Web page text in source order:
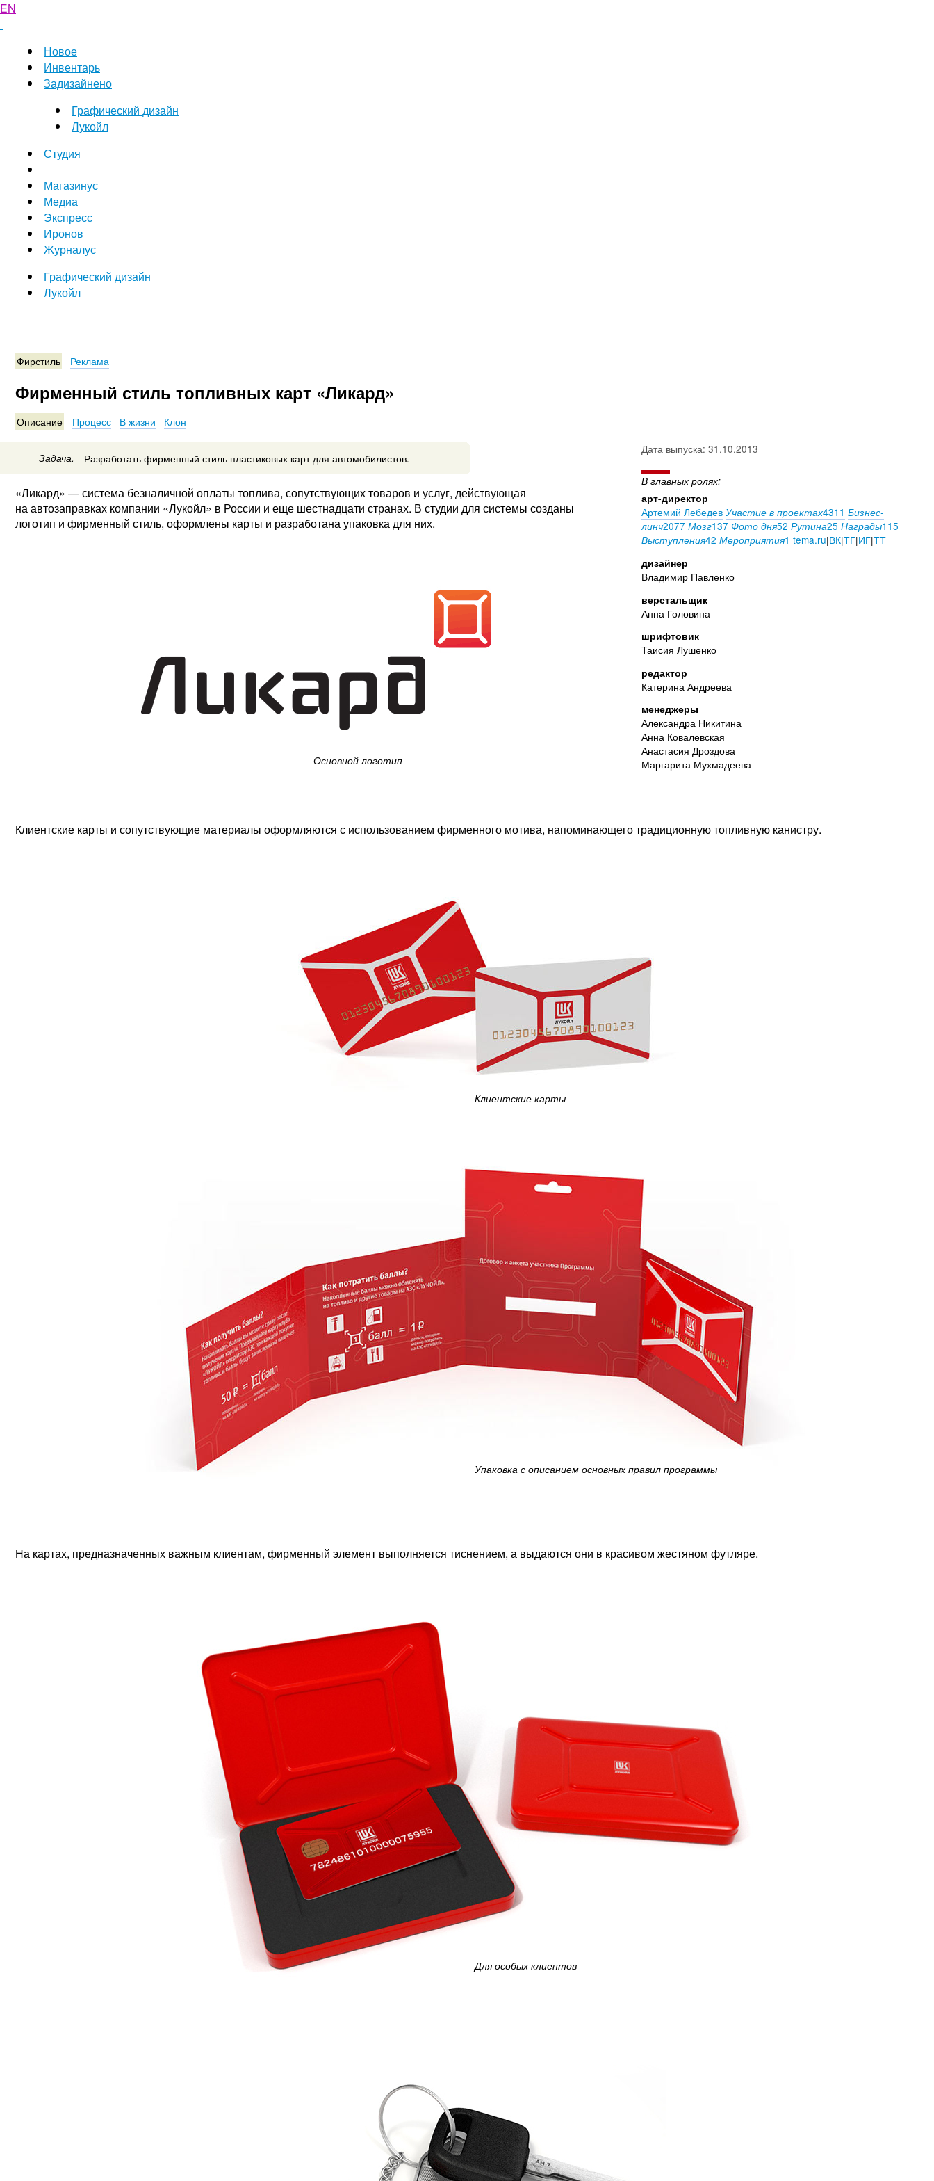
EN
Новое
Инвентарь
Задизайнено
Графический дизайн
Лукойл
Студия
Магазинус
Медиа
Экспресс
Иронов
Журналус
Графический дизайн
Лукойл
Фирстиль Реклама
Фирменный стиль топливных карт «Ликард»
Описание Процесс В жизни Клон
Задача. Разработать фирменный стиль пластиковых карт для автомобилистов.
«Ликард» — система безналичной оплаты топлива, сопутствующих товаров и услуг, действующая
на автозаправках компании «Лукойл» в России и еще шестнадцати странах. В студии для системы созданы
логотип и фирменный стиль, оформлены карты и разработана упаковка для них.
Основной логотип
Дата выпуска: 31.10.2013
В главных ролях:
арт-директор
Артемий Лебедев Участие в проектах4311 Бизнес-
линч2077 Мозг137 Фото дня52 Рутина25 Награды115
Выступления42 Мероприятия1 tema.ru|ВК|ТГ|ИГ|ТТ
дизайнер
Владимир Павленко
верстальщик
Анна Головина
шрифтовик
Таисия Лушенко
редактор
Катерина Андреева
менеджеры
Александра Никитина
Анна Ковалевская
Анастасия Дроздова
Маргарита Мухмадеева
Клиентские карты и сопутствующие материалы оформляются с использованием фирменного мотива, напоминающего традиционную топливную канистру.
Клиентские карты
Упаковка с описанием основных правил программы
На картах, предназначенных важным клиентам, фирменный элемент выполняется тиснением, а выдаются они в красивом жестяном футляре.
Для особых клиентов